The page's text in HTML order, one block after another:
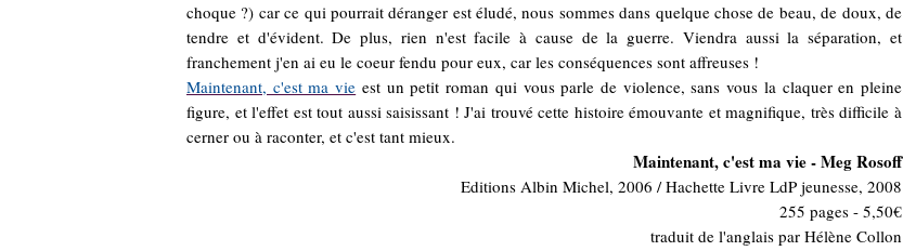
choque ?) car ce qui pourrait déranger est éludé, nous sommes dans quelque chose de beau, de doux, de
tendre et d'évident. De plus, rien n'est facile à cause de la guerre. Viendra aussi la séparation, et
franchement j'en ai eu le coeur fendu pour eux, car les conséquences sont affreuses !
Maintenant, c'est ma vie est un petit roman qui vous parle de violence, sans vous la claquer en pleine
figure, et l'effet est tout aussi saisissant ! J'ai trouvé cette histoire émouvante et magnifique, très difficile à
cerner ou à raconter, et c'est tant mieux.
Maintenant, c'est ma vie - Meg Rosoff
Editions Albin Michel, 2006 / Hachette Livre LdP jeunesse, 2008
255 pages - 5,50€
traduit de l'anglais par Hélène Collon